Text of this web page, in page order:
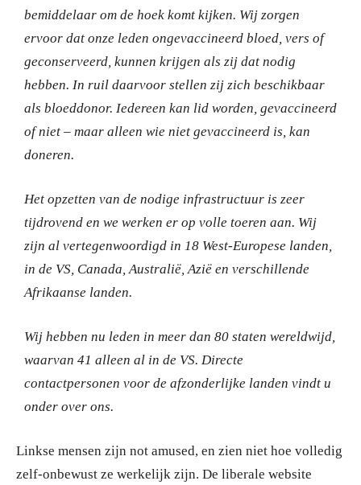
bemiddelaar om de hoek komt kijken. Wij zorgen
ervoor dat onze leden ongevaccineerd bloed, vers of
geconserveerd, kunnen krijgen als zij dat nodig
hebben. In ruil daarvoor stellen zij zich beschikbaar
als bloeddonor. Iedereen kan lid worden, gevaccineerd
of niet – maar alleen wie niet gevaccineerd is, kan
doneren.
Het opzetten van de nodige infrastructuur is zeer
tijdrovend en we werken er op volle toeren aan. Wij
zijn al vertegenwoordigd in 18 West-Europese landen,
in de VS, Canada, Australië, Azië en verschillende
Afrikaanse landen.
Wij hebben nu leden in meer dan 80 staten wereldwijd,
waarvan 41 alleen al in de VS. Directe
contactpersonen voor de afzonderlijke landen vindt u
onder over ons.
Linkse mensen zijn not amused, en zien niet hoe volledig
zelf-onbewust ze werkelijk zijn. De liberale website